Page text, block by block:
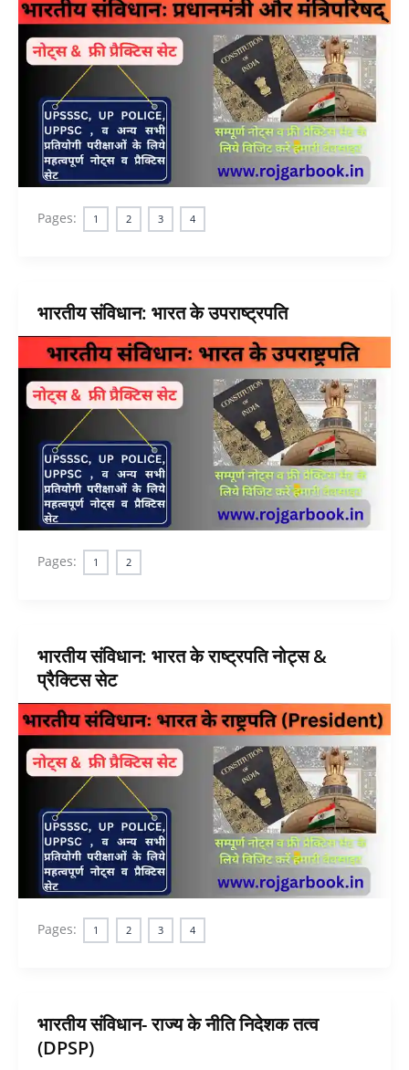
Pages: 1 2 3 4
भारतीय संविधान: भारत के उपराष्ट्रपति
Pages: 1 2
भारतीय संविधान: भारत के राष्ट्रपति नोट्स &
प्रैक्टिस सेट
Pages: 1 2 3 4
भारतीय संविधान- राज्य के नीति निदेशक तत्व
(DPSP)